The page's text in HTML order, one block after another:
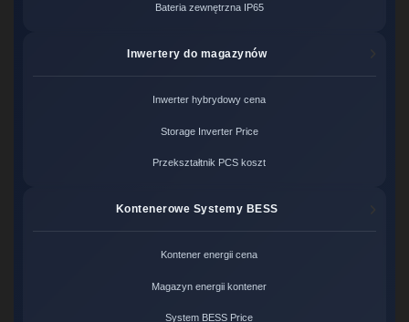
Bateria zewnętrzna IP65
Inwertery do magazynów
Inwerter hybrydowy cena
Storage Inverter Price
Przekształtnik PCS koszt
Kontenerowe Systemy BESS
Kontener energii cena
Magazyn energii kontener
System BESS Price